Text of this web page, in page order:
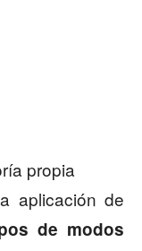
propia
aplicación de
de modos